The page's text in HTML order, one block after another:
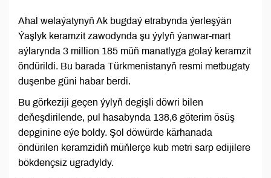
Ahal welaýatynyň Ak bugdaý etrabynda ýerleşýän
Ýaşlyk keramzit zawodynda şu ýylyň ýanwar-mart
aýlarynda 3 million 185 müň manatlyga golaý keramzit
öndürildi. Bu barada Türkmenistanyň resmi metbugaty
duşenbe güni habar berdi.
Bu görkeziji geçen ýylyň degişli döwri bilen
deňeşdirilende, pul hasabynda 138,6 göterim ösüş
depginine eýe boldy. Şol döwürde kärhanada
öndürilen keramzidiň müňlerçe kub metri sarp edijilere
bökdençsiz ugradyldy.